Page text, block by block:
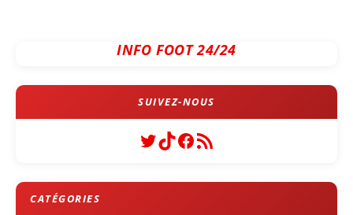
INFO FOOT 24/24
Twitter
TikTok
Facebook
Flux RSS